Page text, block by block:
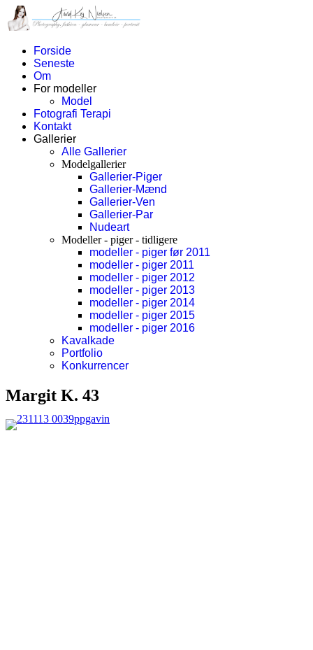
Forside
Seneste
Om
For modeller
Model
Fotografi Terapi
Kontakt
Gallerier
Alle Gallerier
Modelgallerier
Gallerier-Piger
Gallerier-Mænd
Gallerier-Ven
Gallerier-Par
Nudeart
Modeller - piger - tidligere
modeller - piger før 2011
modeller - piger 2011
modeller - piger 2012
modeller - piger 2013
modeller - piger 2014
modeller - piger 2015
modeller - piger 2016
Kavalkade
Portfolio
Konkurrencer
Margit K. 43